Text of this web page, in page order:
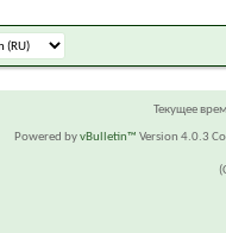
Текущее
Powered byvBulletin™ Version 4.0.3